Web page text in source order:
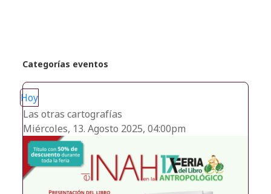
Categorías eventos
Hoy
Las otras cartografías
Miércoles, 13. Agosto 2025, 04:00pm